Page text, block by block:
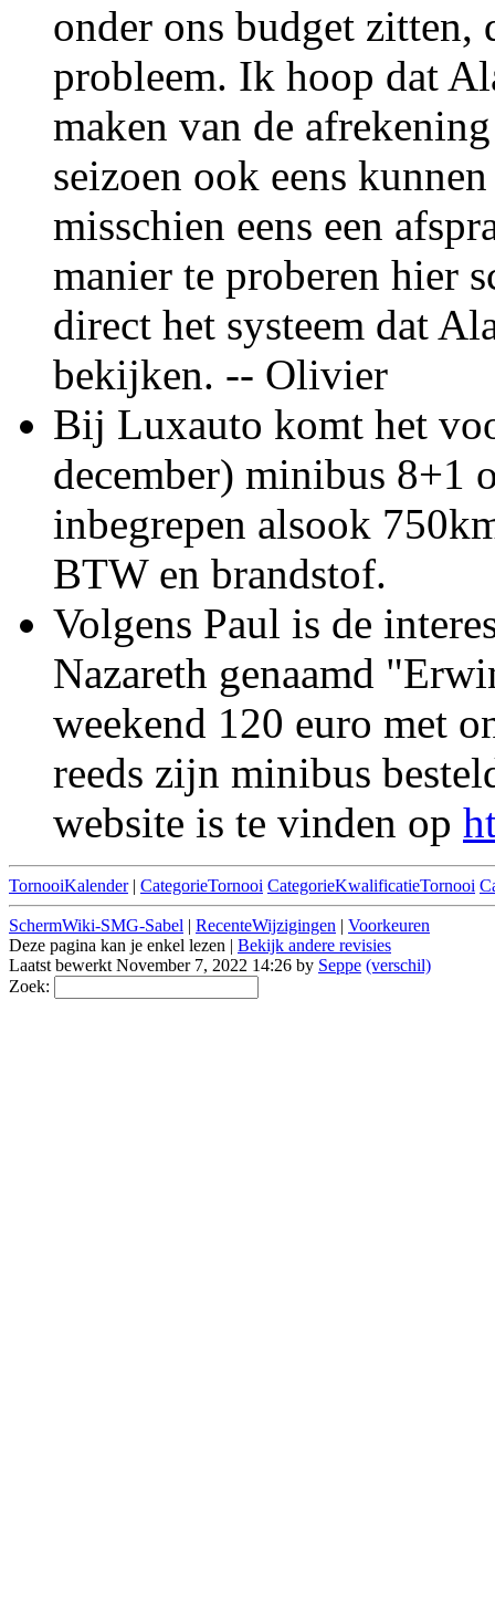
onder ons budget
probleem. Ik hoop dat
maken van de
seizoen ook eens
misschien eens een
manier te proberen hier
direct het systeem dat
bekijken. -- Olivier
Bij Luxauto komt het
december) minibus 8+1
inbegrepen alsook
BTW en brandstof.
Volgens Paul is de
Nazareth genaamd
weekend 120 euro met
reeds zijn minibus
website is te vinden op
TornooiKalender| CategorieTornooi CategorieKwalificatieTornooi
SchermWiki-SMG-Sabel | RecenteWijzigingen | Voorkeuren
Deze pagina kan je enkel lezen | Bekijk andere revisies
Laatst bewerkt November 7, 2022 14:26 by Seppe (verschil)
Zoek: